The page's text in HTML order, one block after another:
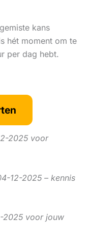
kans
hét moment om te
per dag hebt.
2025 voor
12-2025 – kennis
2025 voor jouw